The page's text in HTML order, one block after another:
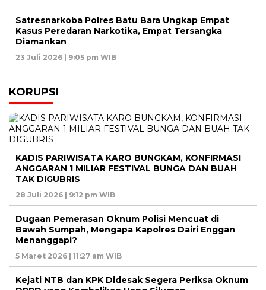
Satresnarkoba Polres Batu Bara Ungkap Empat
Kasus Peredaran Narkotika, Empat Tersangka
Diamankan
23 Juli 2026 | 9:05 pm WIB
KORUPSI
KADIS PARIWISATA KARO BUNGKAM, KONFIRMASI
ANGGARAN 1 MILIAR FESTIVAL BUNGA DAN BUAH
TAK DIGUBRIS
28 Juli 2026 | 9:12 pm WIB
Dugaan Pemerasan Oknum Polisi Mencuat di
Bawah Sumpah, Mengapa Kapolres Dairi Enggan
Menanggapi?
5 Maret 2026 | 11:27 am WIB
Kejati NTB dan KPK Didesak Segera Periksa Oknum